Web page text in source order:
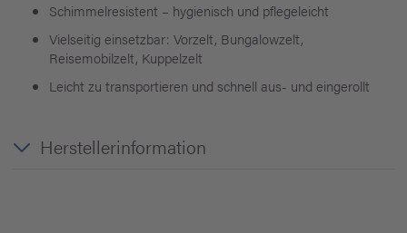
Schimmelresistent – hygienisch und pflegeleicht
Vielseitig einsetzbar: Vorzelt, Bungalowzelt,
Reisemobilzelt, Kuppelzelt
Leicht zu transportieren und schnell aus- und eingerollt
Herstellerinformation